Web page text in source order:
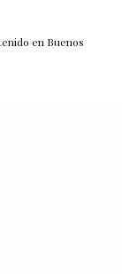
en Buenos